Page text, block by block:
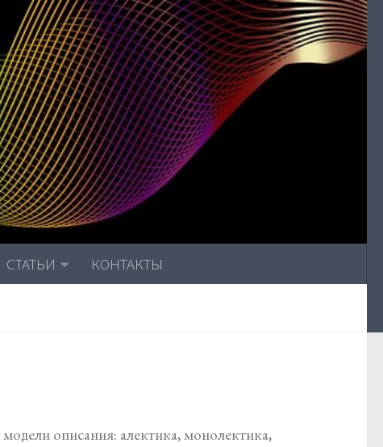
СТАТЬИ КОНТАКТЫ
описания: алектика, монолектика,